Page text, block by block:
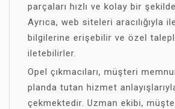
parçaları hızlı ve kolay bir
Ayrıca, web siteleri aracılığıyla
bilgilerine erişebilir ve özel
iletebilirler.
Opel çıkmacıları, müşteri
planda tutan hizmet
çekmektedir. Uzman ekibi,